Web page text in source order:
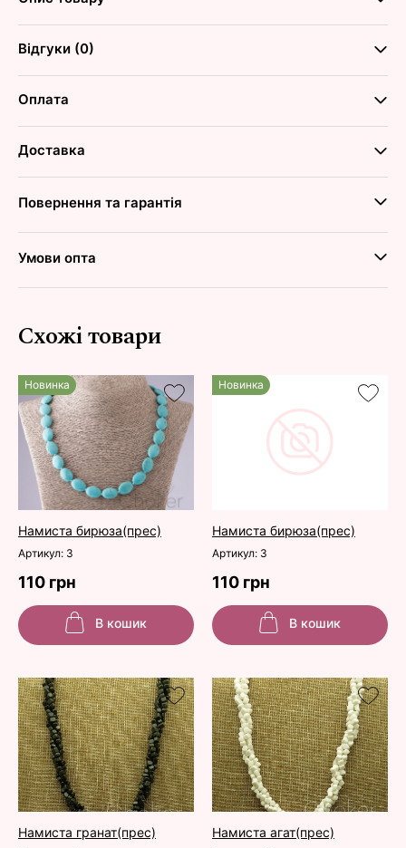
Відгуки (0)
Оплата
Доставка
Повернення та гарантія
Умови опта
Схожі товари
Новинка Новинка
Намиста бирюза(прес) Намиста бирюза(прес)
Артикул: 3 Артикул: 3
110 грн 110 грн
В кошик В кошик
Намиста гранат(прес) Намиста агат(прес)